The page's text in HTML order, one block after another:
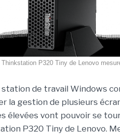
P320 Tiny de Lenovo
de travail Windows
la gestion de plusieurs
élevées vont pouvoir se
P320 Tiny de Lenovo.